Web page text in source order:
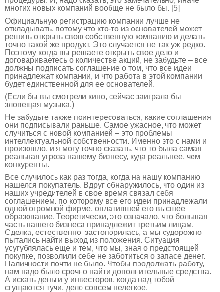
многих новых компаний вообще не было бы. [5]
Официальную регистрацию компании лучше не
откладывать, потому что кто-то из основателей может
решить открыть свою собственную компанию и делать
точно такой же продукт. Это случается не так уж редко.
Поэтому когда вы решаете открыть свое дело и
договариваетесь о количестве акций, не забудьте – все
должны подписать соглашение о том, что все идеи
принадлежат компании, и что работа в этой компании
будет единственной для ее основателей.
(Если бы вы смотрели кино, сейчас заиграла бы
зловещая музыка.)
Не забудьте также поинтересоваться, какие соглашения
они подписывали раньше. Самое ужасное, что может
случиться с новой компанией – это проблемы
интеллектуальной собственности. Именно это с нами и
произошло, и я могу точно сказать, что то была самая
реальная угроза нашему бизнесу, куда реальнее, чем
конкуренты.
Все случилось как раз тогда, когда на нашу компанию
нашелся покупатель. Вдруг обнаружилось, что один из
наших учредителей в свое время связал себя
соглашением, по которому все его идеи принадлежали
одной огромной фирме, оплатившей его высшее
образование. Теоретически, это означало, что большая
часть нашего бизнеса принадлежит третьим лицам.
Сделка, естественно, застопорилась, а мы судорожно
пытались найти выход из положения. Ситуация
усугублялась еще и тем, что мы, зная о предстоящей
покупке, позволили себе не заботиться о запасе денег.
Наличности почти не было. Чтобы продолжать работу,
нам надо было срочно найти дополнительные средства.
А искать деньги у инвесторов, когда над тобой
сгущаются тучи, дело совсем нелегкое.